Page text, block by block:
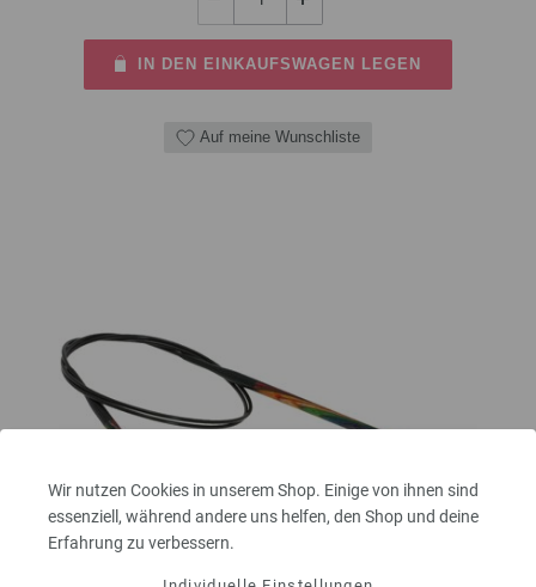
Wir nutzen Cookies in unserem Shop. Einige von ihnen sind
essenziell, während andere uns helfen, den Shop und deine
Erfahrung zu verbessern.
IN DEN EINKAUFSWAGEN LEGEN
Auf meine Wunschliste